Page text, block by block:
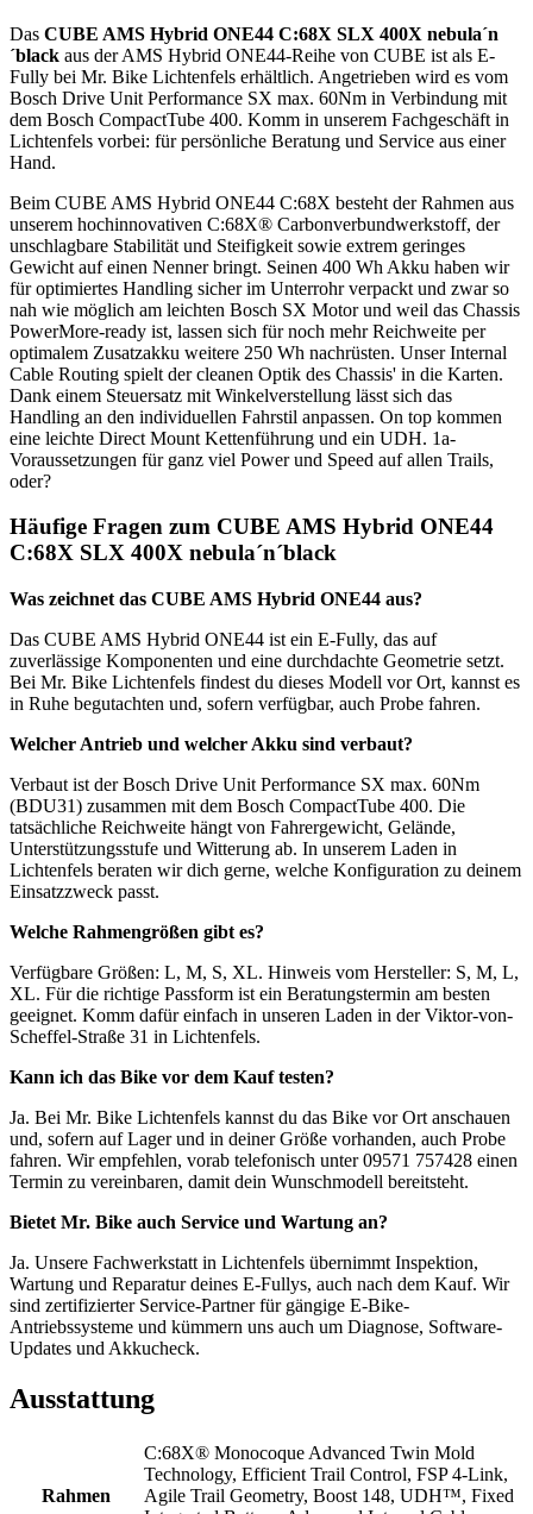
Das CUBE AMS Hybrid ONE44 C:68X SLX 400X nebula´n
´black aus der AMS Hybrid ONE44-Reihe von CUBE ist als E-
Fully bei Mr. Bike Lichtenfels erhältlich. Angetrieben wird es vom
Bosch Drive Unit Performance SX max. 60Nm in Verbindung mit
dem Bosch CompactTube 400. Komm in unserem Fachgeschäft in
Lichtenfels vorbei: für persönliche Beratung und Service aus einer
Hand.
Beim CUBE AMS Hybrid ONE44 C:68X besteht der Rahmen aus
unserem hochinnovativen C:68X® Carbonverbundwerkstoff, der
unschlagbare Stabilität und Steifigkeit sowie extrem geringes
Gewicht auf einen Nenner bringt. Seinen 400 Wh Akku haben wir
für optimiertes Handling sicher im Unterrohr verpackt und zwar so
nah wie möglich am leichten Bosch SX Motor und weil das Chassis
PowerMore-ready ist, lassen sich für noch mehr Reichweite per
optimalem Zusatzakku weitere 250 Wh nachrüsten. Unser Internal
Cable Routing spielt der cleanen Optik des Chassis' in die Karten.
Dank einem Steuersatz mit Winkelverstellung lässt sich das
Handling an den individuellen Fahrstil anpassen. On top kommen
eine leichte Direct Mount Kettenführung und ein UDH. 1a-
Voraussetzungen für ganz viel Power und Speed auf allen Trails,
oder?
Häufige Fragen zum CUBE AMS Hybrid ONE44
C:68X SLX 400X nebula´n´black
Was zeichnet das CUBE AMS Hybrid ONE44 aus?
Das CUBE AMS Hybrid ONE44 ist ein E-Fully, das auf
zuverlässige Komponenten und eine durchdachte Geometrie setzt.
Bei Mr. Bike Lichtenfels findest du dieses Modell vor Ort, kannst es
in Ruhe begutachten und, sofern verfügbar, auch Probe fahren.
Welcher Antrieb und welcher Akku sind verbaut?
Verbaut ist der Bosch Drive Unit Performance SX max. 60Nm
(BDU31) zusammen mit dem Bosch CompactTube 400. Die
tatsächliche Reichweite hängt von Fahrergewicht, Gelände,
Unterstützungsstufe und Witterung ab. In unserem Laden in
Lichtenfels beraten wir dich gerne, welche Konfiguration zu deinem
Einsatzzweck passt.
Welche Rahmengrößen gibt es?
Verfügbare Größen: L, M, S, XL. Hinweis vom Hersteller: S, M, L,
XL. Für die richtige Passform ist ein Beratungstermin am besten
geeignet. Komm dafür einfach in unseren Laden in der Viktor-von-
Scheffel-Straße 31 in Lichtenfels.
Kann ich das Bike vor dem Kauf testen?
Ja. Bei Mr. Bike Lichtenfels kannst du das Bike vor Ort anschauen
und, sofern auf Lager und in deiner Größe vorhanden, auch Probe
fahren. Wir empfehlen, vorab telefonisch unter 09571 757428 einen
Termin zu vereinbaren, damit dein Wunschmodell bereitsteht.
Bietet Mr. Bike auch Service und Wartung an?
Ja. Unsere Fachwerkstatt in Lichtenfels übernimmt Inspektion,
Wartung und Reparatur deines E-Fullys, auch nach dem Kauf. Wir
sind zertifizierter Service-Partner für gängige E-Bike-
Antriebssysteme und kümmern uns auch um Diagnose, Software-
Updates und Akkucheck.
Ausstattung
Rahmen
C:68X® Monocoque Advanced Twin Mold
Technology, Efficient Trail Control, FSP 4-Link,
Agile Trail Geometry, Boost 148, UDH™, Fixed